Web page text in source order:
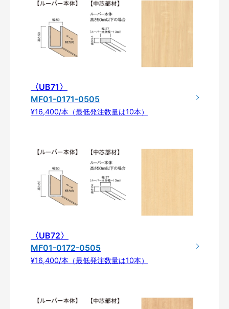
〈UB71〉
MF01-0171-0505
¥16,400/本（最低発注数量は10本）
〈UB72〉
MF01-0172-0505
¥16,400/本（最低発注数量は10本）